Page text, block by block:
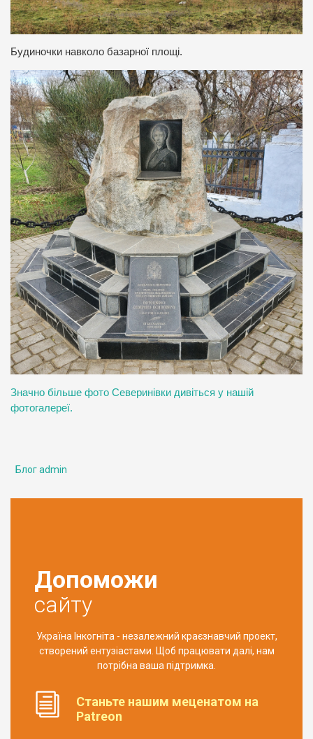
Будиночки навколо базарної площі.
Значно більше фото Северинівки дивіться у нашій
фотогалереї.
Блог admin
Допоможи
сайту
Україна Інкогніта - незалежний краєзнавчий проект,
створений ентузіастами. Щоб працювати далі, нам
потрібна ваша підтримка.
Станьте нашим меценатом на
Patreon